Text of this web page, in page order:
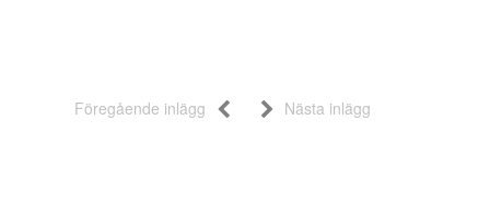
Föregående inlägg Nästa inlägg